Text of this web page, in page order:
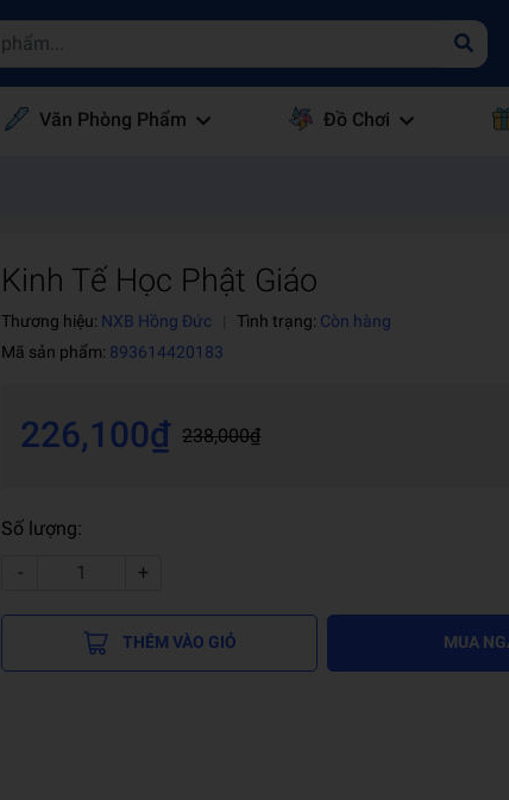
Văn Phòng Phẩm Đồ Chơi
Kinh Tế Học Phật Giáo
Thương hiệu: NXB Hồng Đức Tình trạng: Còn hàng
Mã sản phẩm: 893614420183
226,100₫ 238,000₫
Số lượng:
-
+
THÊM VÀO GIỎ MUA